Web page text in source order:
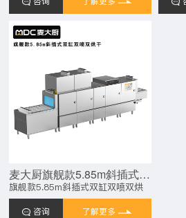
麦大厨旗舰款5.85m斜插式双缸双喷淋双烘干洗碗机
旗舰款5.85m斜插式双缸双喷双烘
咨询 了解更多